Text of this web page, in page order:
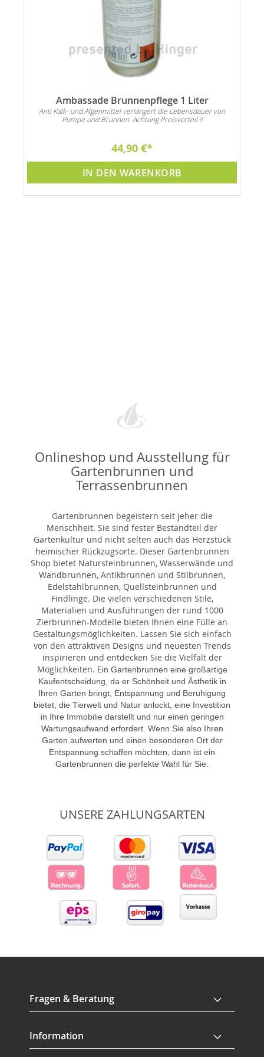
Ambassade Brunnenpflege 1 Liter
Anti Kalk- und Algenmittel verlängert die Lebensdauer von
Pumpe und Brunnen. Achtung Preisvorteil !!
44,90 €
IN DEN WARENKORB
Onlineshop und Ausstellung für
Gartenbrunnen und
Terrassenbrunnen
Gartenbrunnen begeistern seit jeher die
Menschheit. Sie sind fester Bestandteil der
Gartenkultur und nicht selten auch das Herzstück
heimischer Rückzugsorte. Dieser Gartenbrunnen
Shop bietet Natursteinbrunnen, Wasserwände und
Wandbrunnen, Antikbrunnen und Stilbrunnen,
Edelstahlbrunnen, Quellsteinbrunnen und
Findlinge. Die vielen verschiedenen Stile,
Materialien und Ausführungen der rund 1000
Zierbrunnen-Modelle bieten Ihnen eine Fülle an
Gestaltungsmöglichkeiten. Lassen Sie sich einfach
von den attraktiven Designs und neuesten Trends
inspirieren und entdecken Sie die Vielfalt der
Möglichkeiten. Ein Gartenbrunnen eine großartige
Kaufentscheidung, da er Schönheit und Ästhetik in
Ihren Garten bringt, Entspannung und Beruhigung
bietet, die Tierwelt und Natur anlockt, eine Investition
in Ihre Immobilie darstellt und nur einen geringen
Wartungsaufwand erfordert. Wenn Sie also Ihren
Garten aufwerten und einen besonderen Ort der
Entspannung schaffen möchten, dann ist ein
Gartenbrunnen die perfekte Wahl für Sie.
UNSERE ZAHLUNGSARTEN
Fragen & Beratung
Information